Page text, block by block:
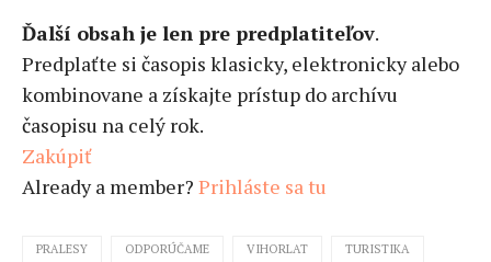
Ďalší obsah je len pre predplatiteľov.
Predplaťte si časopis klasicky, elektronicky alebo
kombinovane a získajte prístup do archívu
časopisu na celý rok.
Zakúpiť
Already a member? Prihláste sa tu
PRALESY ODPORÚČAME VIHORLAT TURISTIKA